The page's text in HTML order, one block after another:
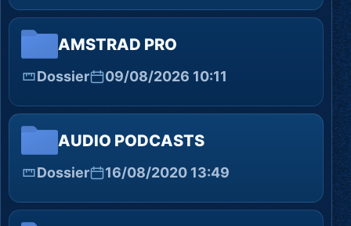
AMSTRAD PRO
Dossier 09/08/2026 10:11
AUDIO PODCASTS
Dossier 16/08/2020 13:49